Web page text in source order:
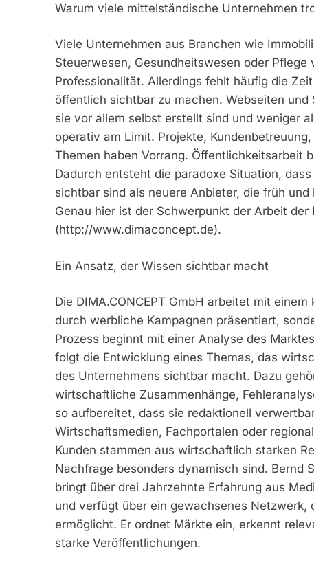
Warum viele mittelständische Unternehmen
Viele Unternehmen aus Branchen wie
Steuerwesen, Gesundheitswesen oder
Professionalität. Allerdings fehlt häufig die
öffentlich sichtbar zu machen. Webseiten
sie vor allem selbst erstellt sind und weniger
operativ am Limit. Projekte,
Themen haben Vorrang. Öffentlichkeitsarbeit
Dadurch entsteht die paradoxe Situation,
sichtbar sind als neuere Anbieter, die früh
Genau hier ist der Schwerpunkt der Arbeit der
(http://www.dimaconcept.de).
Ein Ansatz, der Wissen sichtbar macht
Die DIMA.CONCEPT GmbH arbeitet mit
durch werbliche Kampagnen präsentiert,
Prozess beginnt mit einer Analyse des
folgt die Entwicklung eines Themas, das
des Unternehmens sichtbar macht. Dazu
wirtschaftliche Zusammenhänge,
so aufbereitet, dass sie redaktionell
Wirtschaftsmedien, Fachportalen oder
Kunden stammen aus wirtschaftlich starken
Nachfrage besonders dynamisch sind. Bernd
bringt über drei Jahrzehnte Erfahrung aus
und verfügt über ein gewachsenes
ermöglicht. Er ordnet Märkte ein, erkennt
starke Veröffentlichungen.